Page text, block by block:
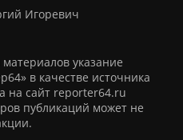
Игоревич
указание
в качестве источника
на сайт reporter64.ru
публикаций может не